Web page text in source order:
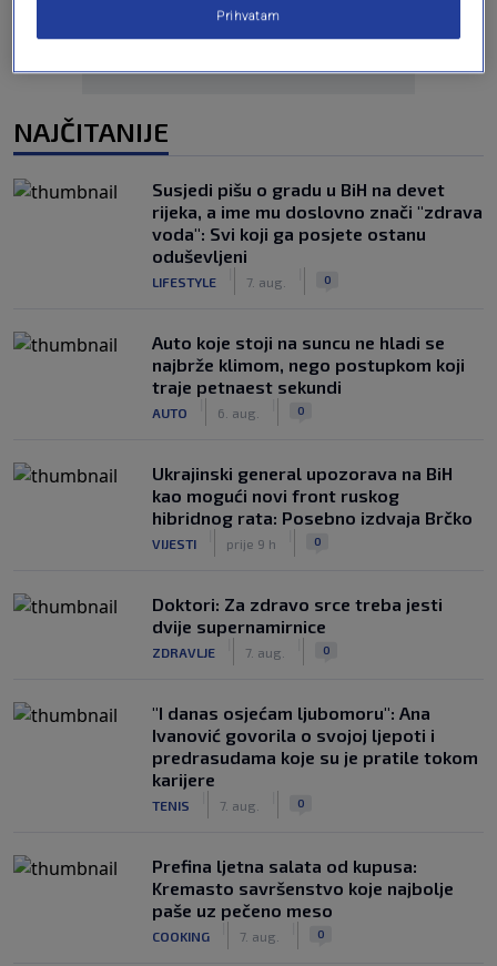
NAJČITANIJE
Susjedi pišu o gradu u BiH na devet
rijeka, a ime mu doslovno znači "zdrava
voda": Svi koji ga posjete ostanu
oduševljeni
LIFESTYLE 7. aug. 0
Auto koje stoji na suncu ne hladi se
najbrže klimom, nego postupkom koji
traje petnaest sekundi
AUTO 6. aug. 0
Ukrajinski general upozorava na BiH
kao mogući novi front ruskog
hibridnog rata: Posebno izdvaja Brčko
VIJESTI prije 9 h 0
Doktori: Za zdravo srce treba jesti
dvije supernamirnice
ZDRAVLJE 7. aug. 0
"I danas osjećam ljubomoru": Ana
Ivanović govorila o svojoj ljepoti i
predrasudama koje su je pratile tokom
karijere
TENIS 7. aug. 0
Prefina ljetna salata od kupusa:
Kremasto savršenstvo koje najbolje
paše uz pečeno meso
COOKING 7. aug. 0
Prihvatam